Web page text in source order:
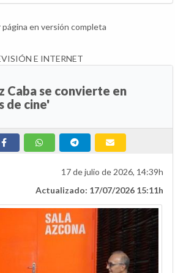
en versión completa
E INTERNET
Caba se convierte en
de cine'
17 de julio de 2026, 14:39h
Actualizado: 17/07/2026 15:11h